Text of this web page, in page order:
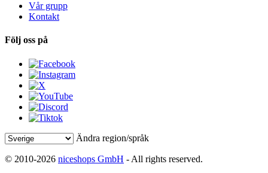
Vår grupp
Kontakt
Följ oss på
Ändra region/språk
© 2010-2026 niceshops GmbH - All rights reserved.